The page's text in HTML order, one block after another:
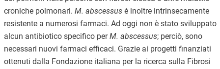
croniche polmonari. M. abscessusè inoltre intrinsecamente
resistente a numerosi farmaci. Ad oggi non è stato sviluppato
alcun antibiotico specifico perM. abscessus; perciò, sono
necessari nuovi farmaci efficaci. Grazie ai progetti finanziati
ottenuti dalla Fondazione italiana per la ricerca sulla Fibrosi